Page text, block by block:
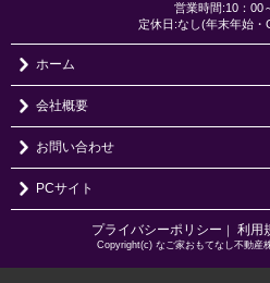
営業時間:10：00
定休日:なし(年末年始・
ホーム
会社概要
お問い合わせ
PCサイト
プライバシーポリシー 利用
Copyright(c) なご家おもてなし不動産